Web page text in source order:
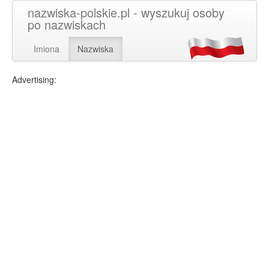
nazwiska-polskie.pl - wyszukuj osoby
po nazwiskach
Imiona Nazwiska
Advertising: